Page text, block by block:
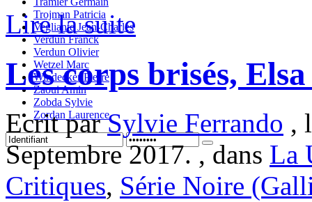
Trojman Patricia
Vegliante Jean-Charles
Verdun Franck
Verdun Olivier
Wetzel Marc
Windecker Pierre
Zaoui Amin
Zobda Sylvie
Zordan Laurence
Lire la suite
Les corps brisés,
Ecrit parSylvie Ferrando ,
Septembre 2017. , dans La
Critiques, Série Noire